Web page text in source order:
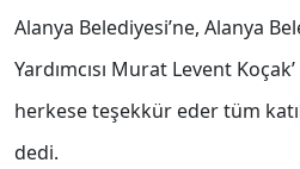
Alanya Belediyesi’ne, Alanya
Yardımcısı Murat Levent
herkese teşekkür eder tüm
dedi.